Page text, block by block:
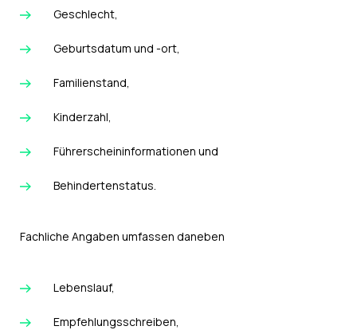
Geschlecht,
Geburtsdatum und -ort,
Familienstand,
Kinderzahl,
Führerscheininformationen und
Behindertenstatus.
Fachliche Angaben umfassen daneben
Lebenslauf,
Empfehlungsschreiben,